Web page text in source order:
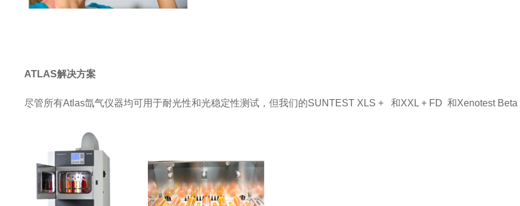
ATLAS解决方案
尽管所有Atlas氙气仪器均可用于耐光性和光稳定性测试，但我们的SUNTEST XLS + 和XXL + FD 和Xenotest